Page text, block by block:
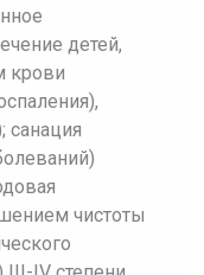
детей,
крови
санация
чистоты